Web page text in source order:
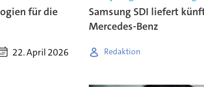
für die
22. April 2026
Samsung SDI liefert
Mercedes-Benz
Redaktion